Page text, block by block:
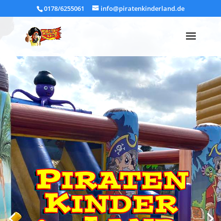
0178/6255061 info@piratenkinderland.de